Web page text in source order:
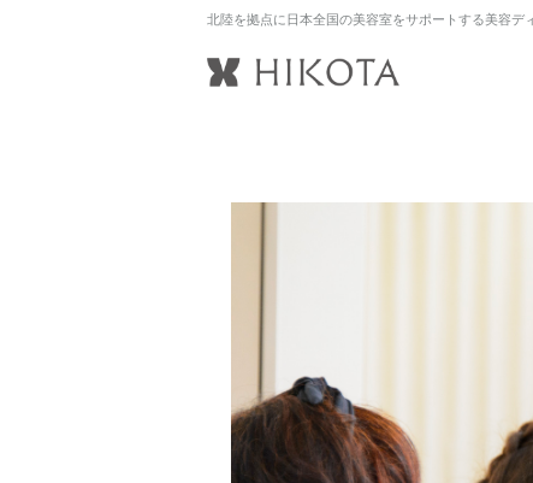
北陸を拠点に日本全国の美容室をサポートする美容デ